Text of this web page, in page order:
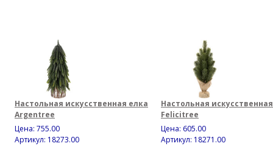
Настольная искусственная елка
Argentree
Цена: 755.00
Артикул: 18273.00
Настольная
Felicitree
Цена: 605.00
Артикул: 18271.00